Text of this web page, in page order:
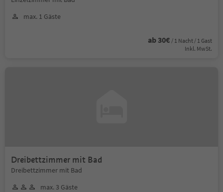
max. 1 Gäste
ab 30€ / 1 Nacht / 1 Gast
Inkl. MwSt.
Dreibettzimmer mit Bad
Dreibettzimmer mit Bad
max. 3 Gäste